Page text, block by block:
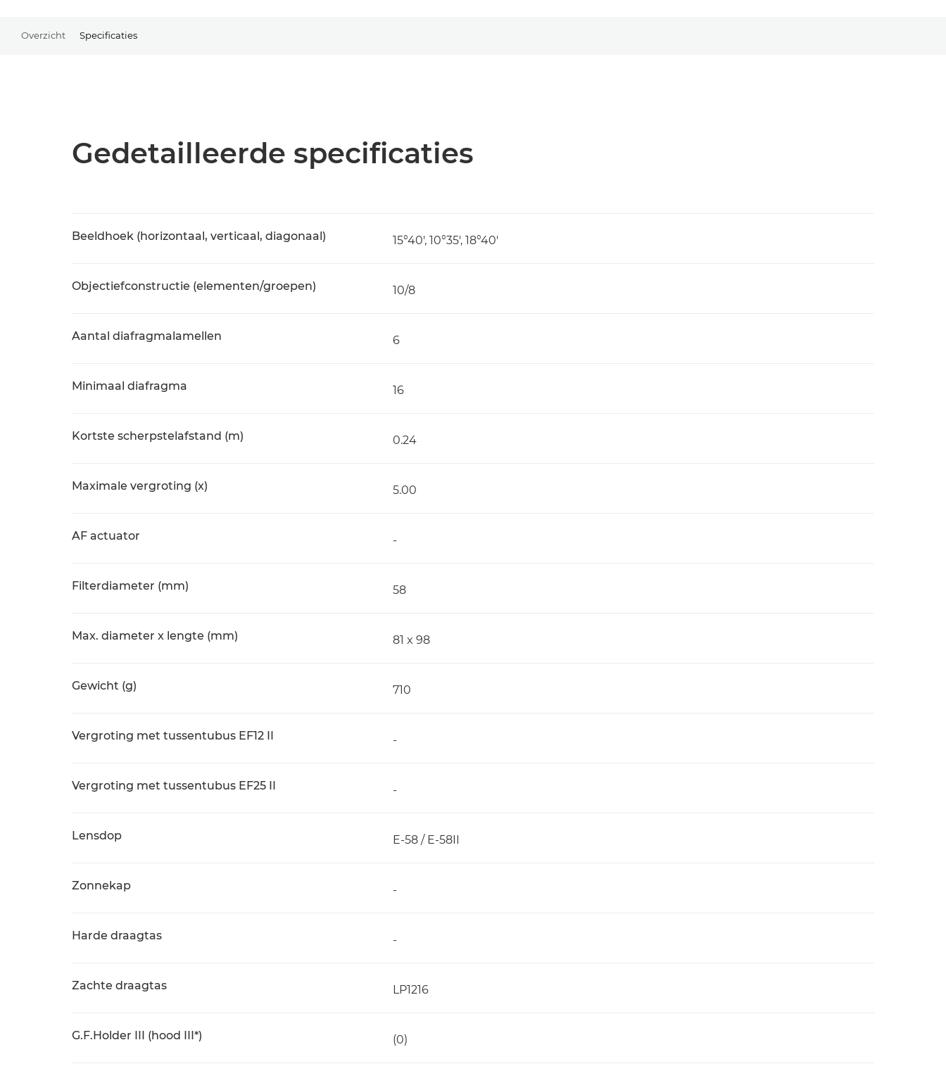
Overzicht Specificaties
Gedetailleerde specificaties
Beeldhoek (horizontaal, verticaal, diagonaal) 15°40', 10°35', 18°40'
Objectiefconstructie (elementen/groepen) 10/8
Aantal diafragmalamellen 6
Minimaal diafragma 16
Kortste scherpstelafstand (m) 0.24
Maximale vergroting (x) 5.00
AF actuator -
Filterdiameter (mm) 58
Max. diameter x lengte (mm) 81 x 98
Gewicht (g) 710
Vergroting met tussentubus EF12 II -
Vergroting met tussentubus EF25 II -
Lensdop E-58 / E-58II
Zonnekap -
Harde draagtas -
Zachte draagtas LP1216
G.F.Holder III (hood III*) (0)